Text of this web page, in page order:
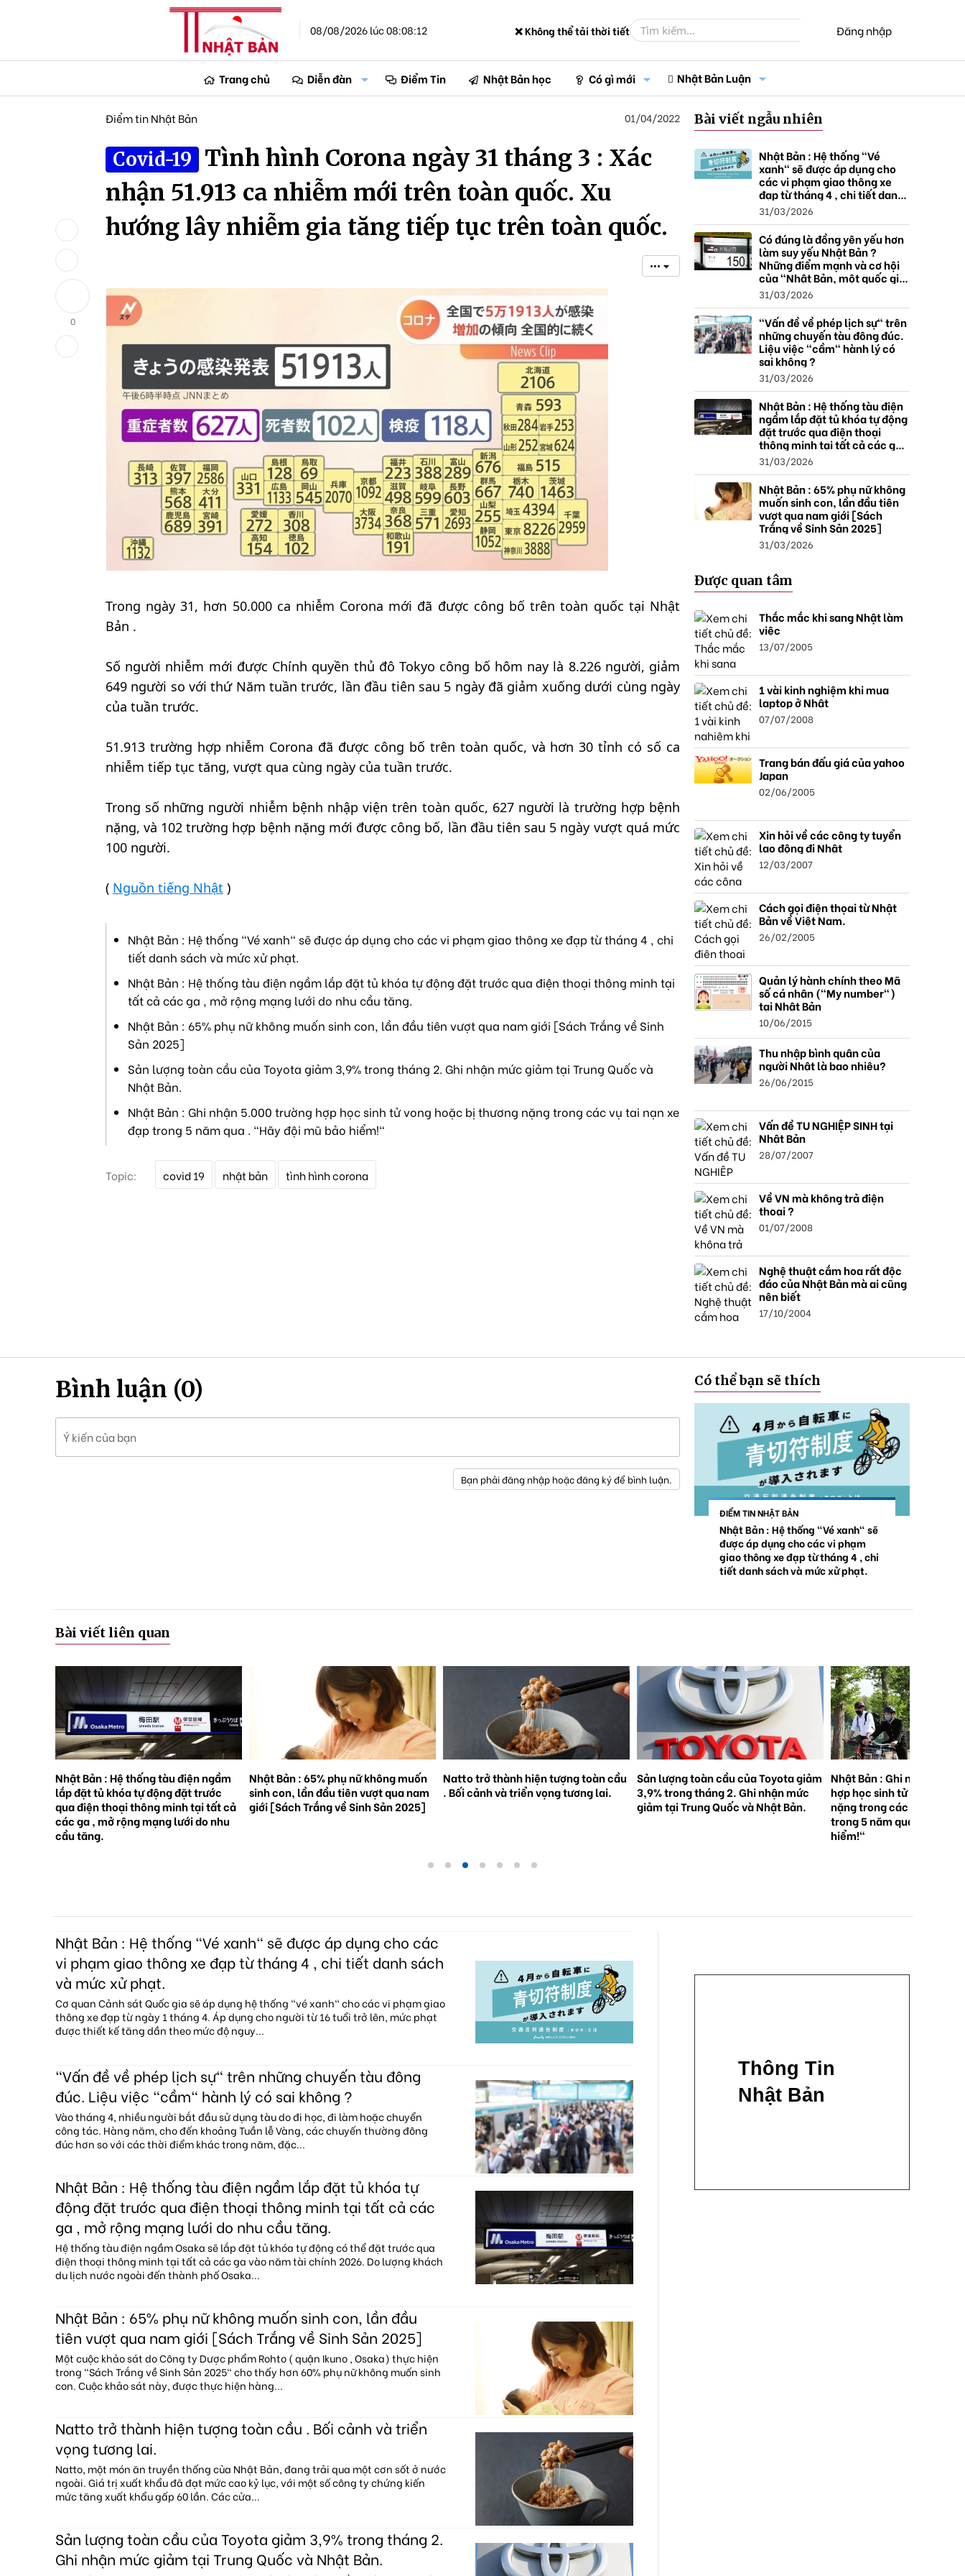
08/08/2026 lúc 08:08:12 ❌ Không thể tải thời tiết Đăng nhập
Trang chủ Diễn đàn Điểm Tin Nhật Bản học Có gì mới Nhật Bản Luận
0
Điểm tin Nhật Bản 01/04/2022
Covid-19
Tình hình Corona ngày 31 tháng 3 : Xác
nhận 51.913 ca nhiễm mới trên toàn quốc. Xu
hướng lây nhiễm gia tăng tiếp tục trên toàn quốc.
•••
Trong ngày 31, hơn 50.000 ca nhiễm Corona mới đã được công bố trên toàn quốc tại Nhật
Bản .
Số người nhiễm mới được Chính quyền thủ đô Tokyo công bố hôm nay là 8.226 người, giảm
649 người so với thứ Năm tuần trước, lần đầu tiên sau 5 ngày đã giảm xuống dưới cùng ngày
của tuần trước.
51.913 trường hợp nhiễm Corona đã được công bố trên toàn quốc, và hơn 30 tỉnh có số ca
nhiễm tiếp tục tăng, vượt qua cùng ngày của tuần trước.
Trong số những người nhiễm bệnh nhập viện trên toàn quốc, 627 người là trường hợp bệnh
nặng, và 102 trường hợp bệnh nặng mới được công bố, lần đầu tiên sau 5 ngày vượt quá mức
100 người.
( Nguồn tiếng Nhật )
Nhật Bản : Hệ thống "Vé xanh" sẽ được áp dụng cho các vi phạm giao thông xe đạp từ tháng 4 , chi
tiết danh sách và mức xử phạt.
Nhật Bản : Hệ thống tàu điện ngầm lắp đặt tủ khóa tự động đặt trước qua điện thoại thông minh tại
tất cả các ga , mở rộng mạng lưới do nhu cầu tăng.
Nhật Bản : 65% phụ nữ không muốn sinh con, lần đầu tiên vượt qua nam giới [Sách Trắng về Sinh
Sản 2025]
Sản lượng toàn cầu của Toyota giảm 3,9% trong tháng 2. Ghi nhận mức giảm tại Trung Quốc và
Nhật Bản.
Nhật Bản : Ghi nhận 5.000 trường hợp học sinh tử vong hoặc bị thương nặng trong các vụ tai nạn xe
đạp trong 5 năm qua . "Hãy đội mũ bảo hiểm!"
Topic: covid 19 nhật bản tình hình corona
Bài viết ngẫu nhiên
Nhật Bản : Hệ thống "Vé
xanh" sẽ được áp dụng cho
các vi phạm giao thông xe
đạp từ tháng 4 , chi tiết danh
sách và mức xử phạt.
31/03/2026
Có đúng là đồng yên yếu hơn
làm suy yếu Nhật Bản ?
Những điểm mạnh và cơ hội
của "Nhật Bản, một quốc gia
thặng dư".
31/03/2026
"Vấn đề về phép lịch sự" trên
những chuyến tàu đông đúc.
Liệu việc "cầm" hành lý có
sai không ?
31/03/2026
Nhật Bản : Hệ thống tàu điện
ngầm lắp đặt tủ khóa tự động
đặt trước qua điện thoại
thông minh tại tất cả các ga ,
mở rộng mạng lưới do nhu
cầu tăng.
31/03/2026
Nhật Bản : 65% phụ nữ không
muốn sinh con, lần đầu tiên
vượt qua nam giới [Sách
Trắng về Sinh Sản 2025]
31/03/2026
Được quan tâm
Thắc mắc khi sang Nhật làm
việc
13/07/2005
1 vài kinh nghiệm khi mua
laptop ở Nhật
07/07/2008
Trang bán đấu giá của yahoo
Japan
02/06/2005
Xin hỏi về các công ty tuyển
lao động đi Nhật
12/03/2007
Cách gọi điện thọai từ Nhật
Bản về Việt Nam.
26/02/2005
Quản lý hành chính theo Mã
số cá nhân ("My number")
tại Nhật Bản
10/06/2015
Thu nhập bình quân của
người Nhật là bao nhiêu?
26/06/2015
Vấn đề TU NGHIỆP SINH tại
Nhật Bản
28/07/2007
Về VN mà không trả điện
thoại ?
01/07/2008
Nghệ thuật cắm hoa rất độc
đáo của Nhật Bản mà ai cũng
nên biết
17/10/2004
Bình luận (0)
Ý kiến của bạn
Bạn phải đăng nhập hoặc đăng ký để bình luận.
Có thể bạn sẽ thích
ĐIỂM TIN NHẬT BẢN
Nhật Bản : Hệ thống "Vé xanh" sẽ
được áp dụng cho các vi phạm
giao thông xe đạp từ tháng 4 , chi
tiết danh sách và mức xử phạt.
Bài viết liên quan
Nhật Bản : Hệ thống tàu điện ngầm
lắp đặt tủ khóa tự động đặt trước
qua điện thoại thông minh tại tất cả
các ga , mở rộng mạng lưới do nhu
cầu tăng.
Nhật Bản : 65% phụ nữ không muốn
sinh con, lần đầu tiên vượt qua nam
giới [Sách Trắng về Sinh Sản 2025]
Natto trở thành hiện tượng toàn cầu
. Bối cảnh và triển vọng tương lai.
Sản lượng toàn cầu của Toyota giảm
3,9% trong tháng 2. Ghi nhận mức
giảm tại Trung Quốc và Nhật Bản.
Nhật Bản : Ghi nhận
hợp học sinh tử vong
nặng trong các vụ tai nạn
trong 5 năm qua . "Hãy
hiểm!"
Nhật Bản : Hệ thống "Vé xanh" sẽ được áp dụng cho các
vi phạm giao thông xe đạp từ tháng 4 , chi tiết danh sách
và mức xử phạt.
Cơ quan Cảnh sát Quốc gia sẽ áp dụng hệ thống "vé xanh" cho các vi phạm giao
thông xe đạp từ ngày 1 tháng 4. Áp dụng cho người từ 16 tuổi trở lên, mức phạt
được thiết kế tăng dần theo mức độ nguy...
"Vấn đề về phép lịch sự" trên những chuyến tàu đông
đúc. Liệu việc "cầm" hành lý có sai không ?
Vào tháng 4, nhiều người bắt đầu sử dụng tàu do đi học, đi làm hoặc chuyển
công tác. Hàng năm, cho đến khoảng Tuần lễ Vàng, các chuyến thường đông
đúc hơn so với các thời điểm khác trong năm, đặc...
Nhật Bản : Hệ thống tàu điện ngầm lắp đặt tủ khóa tự
động đặt trước qua điện thoại thông minh tại tất cả các
ga , mở rộng mạng lưới do nhu cầu tăng.
Hệ thống tàu điện ngầm Osaka sẽ lắp đặt tủ khóa tự động có thể đặt trước qua
điện thoại thông minh tại tất cả các ga vào năm tài chính 2026. Do lượng khách
du lịch nước ngoài đến thành phố Osaka...
Nhật Bản : 65% phụ nữ không muốn sinh con, lần đầu
tiên vượt qua nam giới [Sách Trắng về Sinh Sản 2025]
Một cuộc khảo sát do Công ty Dược phẩm Rohto ( quận Ikuno , Osaka) thực hiện
trong "Sách Trắng về Sinh Sản 2025" cho thấy hơn 60% phụ nữ không muốn sinh
con. Cuộc khảo sát này, được thực hiện hàng...
Natto trở thành hiện tượng toàn cầu . Bối cảnh và triển
vọng tương lai.
Natto, một món ăn truyền thống của Nhật Bản, đang trải qua một cơn sốt ở nước
ngoài. Giá trị xuất khẩu đã đạt mức cao kỷ lục, với một số công ty chứng kiến
mức tăng xuất khẩu gấp 60 lần. Các cửa...
Sản lượng toàn cầu của Toyota giảm 3,9% trong tháng 2.
Ghi nhận mức giảm tại Trung Quốc và Nhật Bản.
Thông Tin
Nhật Bản